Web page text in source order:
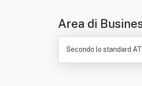
Area di
Secondo lo standard